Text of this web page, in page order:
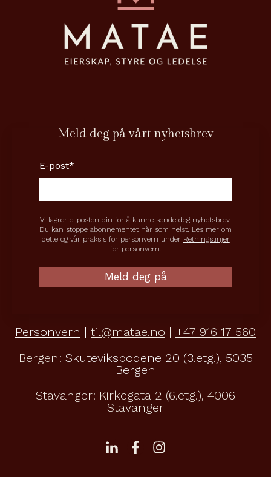
Meld deg på vårt nyhetsbrev
E-post*
Vi lagrer e-posten din for å kunne sende deg nyhetsbrev.
Du kan stoppe abonnementet når som helst. Les mer om
dette og vår praksis for personvern under Retningslinjer
for personvern.
Personvern | til@matae.no | +47 916 17 560
Bergen: Skuteviksbodene 20 (3.etg.), 5035
Bergen
Stavanger: Kirkegata 2 (6.etg.), 4006
Stavanger